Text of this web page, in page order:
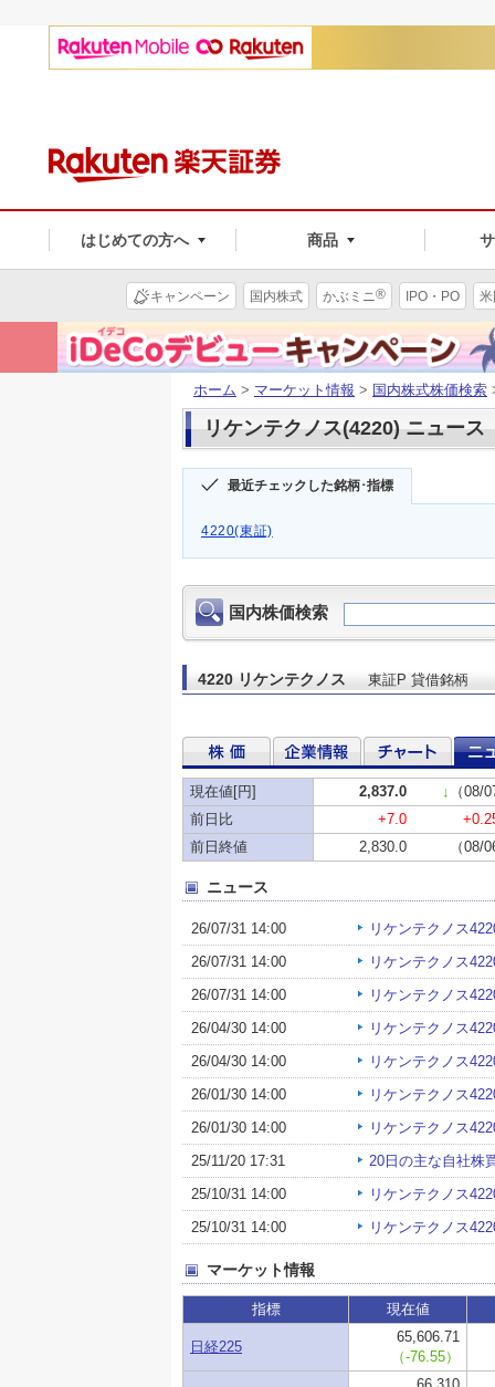
はじめての方へ 商品
キャンペーン 国内株式 かぶミニ® IPO・PO
ホーム > マーケット情報 > 国内株式株価検索
リケンテクノス(4220) ニュース
最近チェックした銘柄･指標
4220(東証)